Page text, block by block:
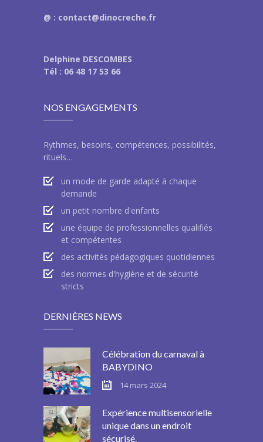
@ : contact@dinocreche.fr
Delphine DESCOMBES
Tél : 06 48 17 53 66
NOS ENGAGEMENTS
Rythmes, besoins, compétences, possibilités,
rituels…
un mode de garde adapté à chaque
demande
un petit nombre d'enfants
une équipe de professionnelles qualifiés
et compétentes
des activités pédagogiques quotidiennes
des normes d'hygiène et de sécurité
stricts
DERNIÈRES NEWS
Célébration du carnaval à
BABYDINO
14 mars 2024
Expérience multisensorielle
unique dans un endroit
sécurisé.